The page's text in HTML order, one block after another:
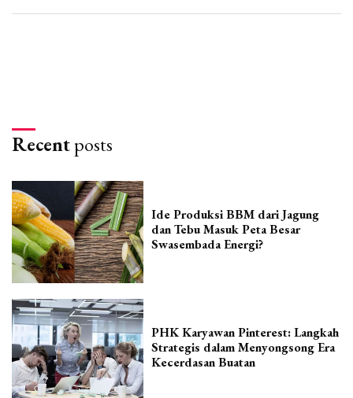
Recentposts
Ide Produksi BBM dari Jagung
dan Tebu Masuk Peta Besar
Swasembada Energi?
PHK Karyawan Pinterest: Langkah
Strategis dalam Menyongsong Era
Kecerdasan Buatan